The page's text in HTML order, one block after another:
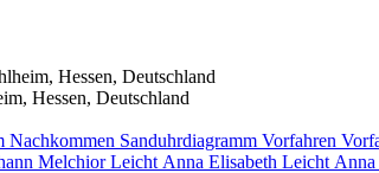
Hessen, Deutschland
Hessen, Deutschland
Nachkommen Sanduhrdiagramm Vorfahren
MelchiorLeicht Anna Elisabeth Leicht Anna